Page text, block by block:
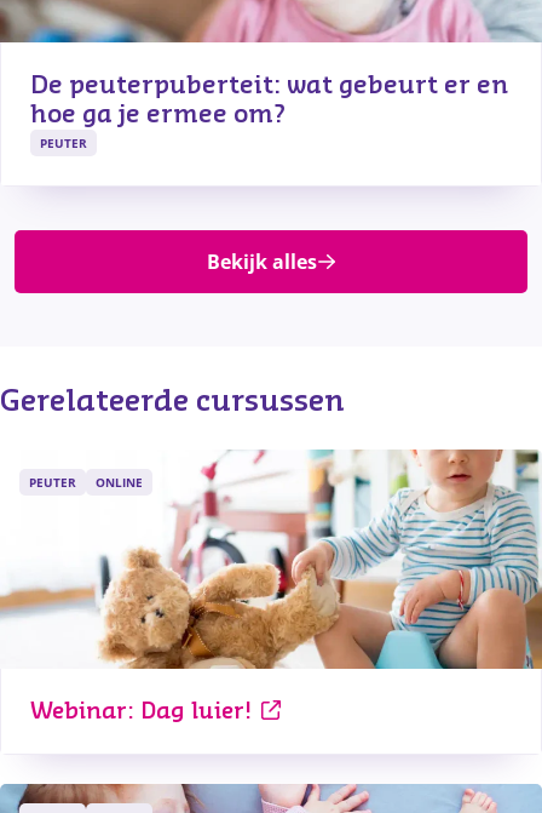
De peuterpuberteit: wat gebeurt er en
hoe ga je ermee om?
PEUTER
Bekijk alles
Gerelateerde cursussen
Webinar: Dag luier!
PEUTER ONLINE